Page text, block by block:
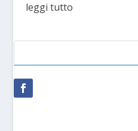
leggi tutto